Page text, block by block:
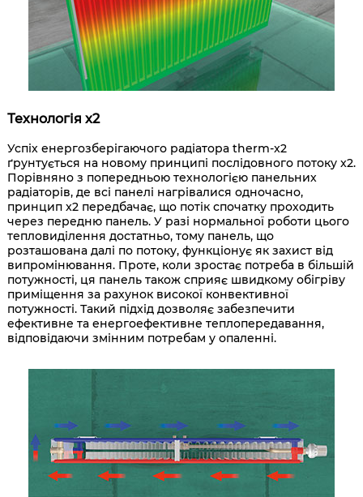
Технологія x2
Успіх енергозберігаючого радіатора therm-x2
ґрунтується на новому принципі послідовного потоку x2.
Порівняно з попередньою технологією панельних
радіаторів, де всі панелі нагрівалися одночасно,
принцип x2 передбачає, що потік спочатку проходить
через передню панель. У разі нормальної роботи цього
тепловиділення достатньо, тому панель, що
розташована далі по потоку, функціонує як захист від
випромінювання. Проте, коли зростає потреба в більшій
потужності, ця панель також сприяє швидкому обігріву
приміщення за рахунок високої конвективної
потужності. Такий підхід дозволяє забезпечити
ефективне та енергоефективне теплопередавання,
відповідаючи змінним потребам у опаленні.